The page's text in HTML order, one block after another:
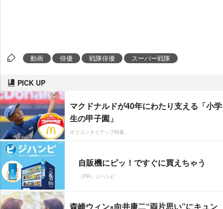
動画 俳優 戦隊俳優 スーパー戦隊
PICK UP
マクドナルドが40年にわたり支える「小学
生の甲子園」
オリコンタイアップ特集
自販機にピッ！ですぐに買えちゃう
（PR）ジハンピ
森崎ウィン×向井康二“両片思い”にキュン